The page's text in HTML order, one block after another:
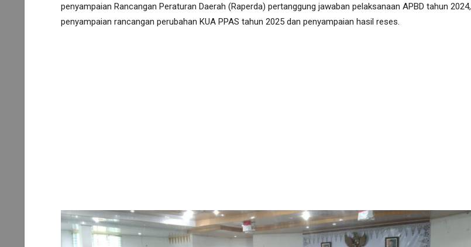
penyampaian Rancangan Peraturan Daerah (Raperda) pertanggung jawaban pelaksanaan APBD tahun 2024,
penyampaian rancangan perubahan KUA PPAS tahun 2025 dan penyampaian hasil reses.